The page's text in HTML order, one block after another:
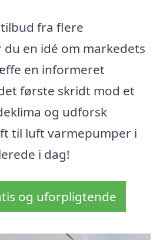
fra flere
en idé om markedets
en informeret
første skridt mod et
og udforsk
til luft varmepumper i
i dag!
og uforpligtende